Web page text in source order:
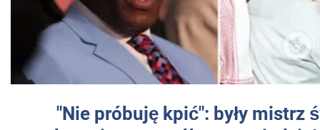
"Nie próbuję kpić": były mistrz